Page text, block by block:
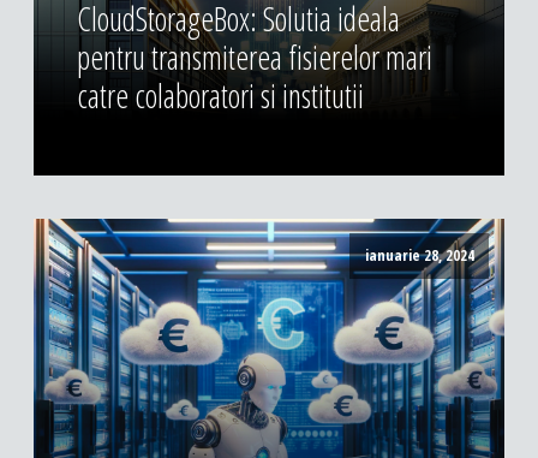
CloudStorageBox: Solutia ideala
pentru transmiterea fisierelor mari
catre colaboratori si institutii
ianuarie 28, 2024